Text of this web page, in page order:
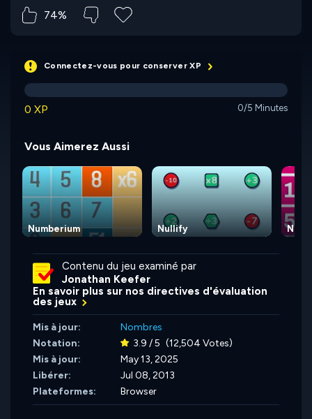
74%
Connectez-vous pour conserver XP
0 XP 0/5 Minutes
Vous Aimerez Aussi
Numberium Nullify
Contenu du jeu examiné par
Jonathan Keefer
En savoir plus sur nos directives d'évaluation
des jeux
Mis à jour:
Nombres
Notation:
3.9 / 5 (12,504 Votes)
Mis à jour:
May 13, 2025
Libérer:
Jul 08, 2013
Plateformes:
Browser